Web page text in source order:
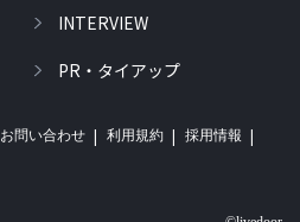
INTERVIEW
PR・タイアップ
お問い合わせ 利用規約 採用情報